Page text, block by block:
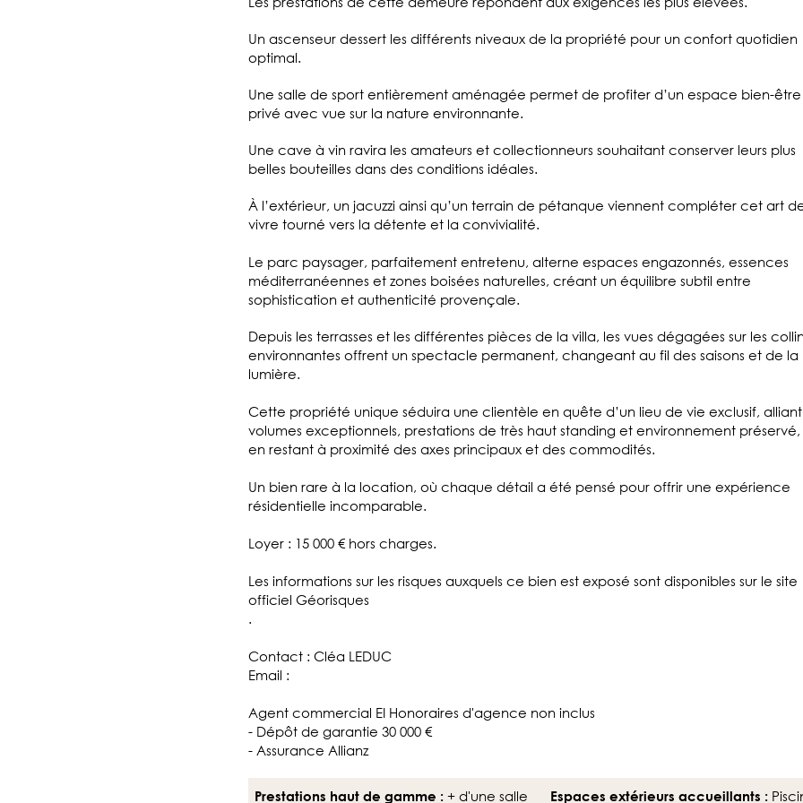
Un ascenseur dessert les différents niveaux de la propriété pour un confort quotidien
optimal.
Une salle de sport entièrement aménagée permet de profiter d’un espace bien-être
privé avec vue sur la nature environnante.
Une cave à vin ravira les amateurs et collectionneurs souhaitant conserver leurs plus
belles bouteilles dans des conditions idéales.
À l’extérieur, un jacuzzi ainsi qu’un terrain de pétanque viennent compléter cet art
vivre tourné vers la détente et la convivialité.
Le parc paysager, parfaitement entretenu, alterne espaces engazonnés, essences
méditerranéennes et zones boisées naturelles, créant un équilibre subtil entre
sophistication et authenticité provençale.
Depuis les terrasses et les différentes pièces de la villa, les vues dégagées sur les
environnantes offrent un spectacle permanent, changeant au fil des saisons et de la
lumière.
Cette propriété unique séduira une clientèle en quête d’un lieu de vie exclusif, alliant
volumes exceptionnels, prestations de très haut standing et environnement
en restant à proximité des axes principaux et des commodités.
Un bien rare à la location, où chaque détail a été pensé pour offrir une expérience
résidentielle incomparable.
Loyer : 15 000 € hors charges.
Les informations sur les risques auxquels ce bien est exposé sont disponibles sur le site
officiel Géorisques
.
Contact : Cléa LEDUC
Email :
Agent commercial EI Honoraires d'agence non inclus
- Dépôt de garantie 30 000 €
- Assurance Allianz
Prestations haut de gamme : + d'une salle Espaces extérieurs accueillants :